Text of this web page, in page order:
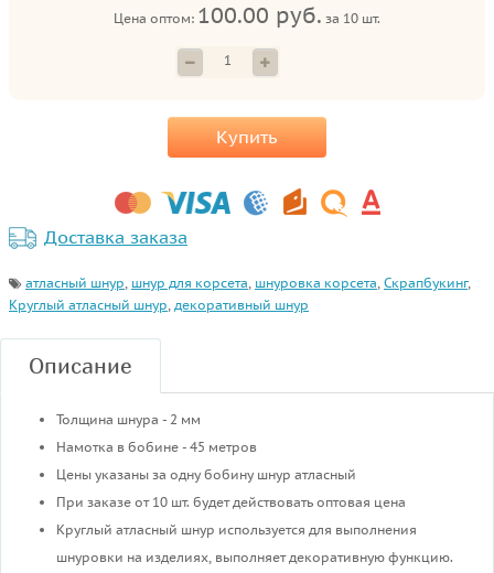
Цена оптом: 100.00 руб. за 10 шт.
Купить
Доставка заказа
атласный шнур, шнур для корсета, шнуровка корсета, Скрапбукинг,
Круглый атласный шнур, декоративный шнур
Описание
Толщина шнура - 2 мм
Намотка в бобине - 45 метров
Цены указаны за одну бобину шнур атласный
При заказе от 10 шт. будет действовать оптовая цена
Круглый атласный шнур используется для выполнения
шнуровки на изделиях, выполняет декоративную функцию.